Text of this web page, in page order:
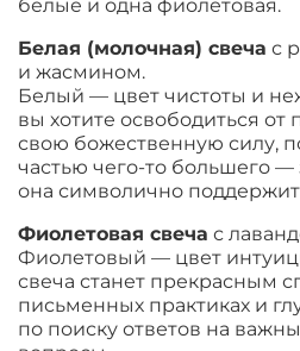
белые и одна фиолетовая.
Белая (молочная) свеча с
и жасмином.
Белый — цвет чистоты и
вы хотите освободиться от
свою божественную силу,
частью чего-то большего —
она символично
Фиолетовая свеча с
Фиолетовый — цвет
свеча станет прекрасным
письменных практиках и
по поиску ответов на